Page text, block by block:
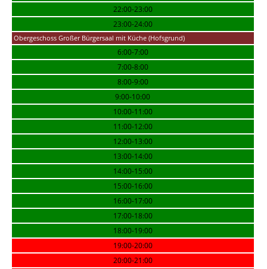
22:00-23:00
23:00-24:00
Obergeschoss Großer Bürgersaal mit Küche (Hofsgrund)
6:00-7:00
7:00-8:00
8:00-9:00
9:00-10:00
10:00-11:00
11:00-12:00
12:00-13:00
13:00-14:00
14:00-15:00
15:00-16:00
16:00-17:00
17:00-18:00
18:00-19:00
19:00-20:00
20:00-21:00